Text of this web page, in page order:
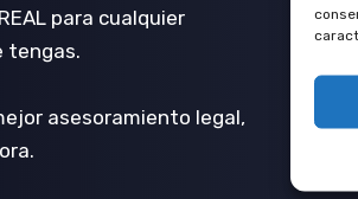
para cualquier
tengas.
asesoramiento legal,